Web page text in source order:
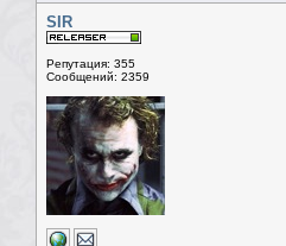
SIR
Репутация: 355
Сообщений: 2359